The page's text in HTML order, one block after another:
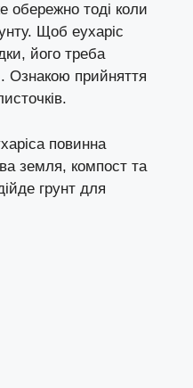
обережно тоді коли
Щоб еухаріс
його треба
Ознакою прийняття
повинна
земля, компост та
грунт для